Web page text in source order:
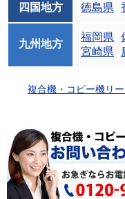
四国地方 徳島県
九州地方
福岡県
宮崎県
複合機・コピー機リ